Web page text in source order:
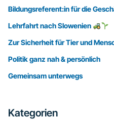
Bildungsreferent:in für die
Lehrfahrt nach Slowenien
Zur Sicherheit für Tier und
Politik ganz nah & persönlich
Gemeinsam unterwegs
Kategorien